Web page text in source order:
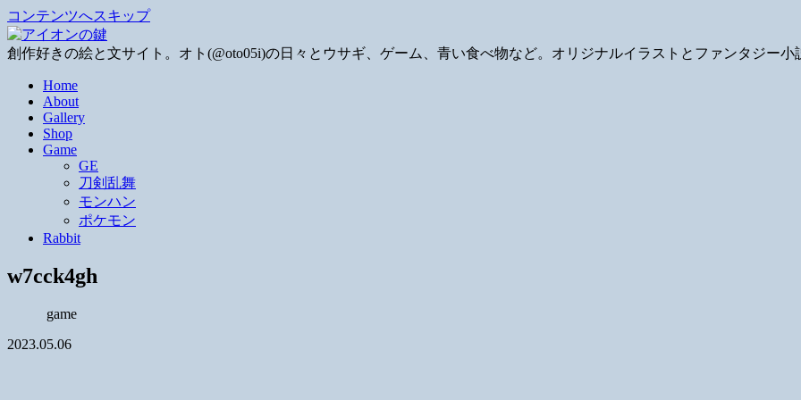
コンテンツへスキップ
創作好きの絵と文サイト。オト(@oto05i)の日々とウサギ、ゲーム、青い食べ物など。オリジナルイラストとファンタジー小
Home
About
Gallery
Shop
Game
GE
刀剣乱舞
モンハン
ポケモン
Rabbit
w7cck4gh
game
2023.05.06